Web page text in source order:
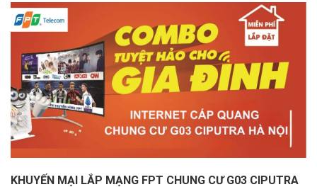
KHUYẾN MẠI LẮP MẠNG FPT CHUNG CƯ G03 CIPUTRA